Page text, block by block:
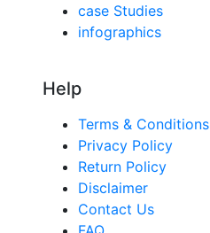
case Studies
infographics
Help
Terms & Conditions
Privacy Policy
Return Policy
Disclaimer
Contact Us